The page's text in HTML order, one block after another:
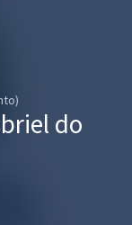
do